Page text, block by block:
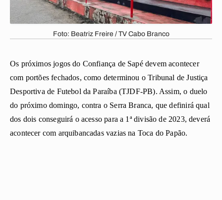
Foto: Beatriz Freire / TV Cabo Branco
Os próximos jogos do Confiança de Sapé devem acontecer
com portões fechados, como determinou o Tribunal de Justiça
Desportiva de Futebol da Paraíba (TJDF-PB). Assim, o duelo
do próximo domingo, contra o Serra Branca, que definirá qual
dos dois conseguirá o acesso para a 1ª divisão de 2023, deverá
acontecer com arquibancadas vazias na Toca do Papão.